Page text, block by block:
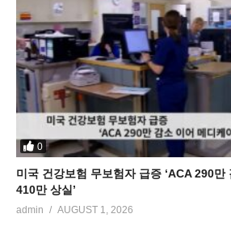
0
미국 건강보험 무보험자 급증 ‘ACA 290만
410만 상실’
admin AUGUST 1, 2026